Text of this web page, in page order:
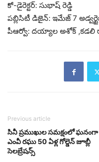
కో-డైరెక్టర్: సుభాష్ రెడ్డి
పబ్లిసిటీ డిజైన్: ఇమేజ్ 7
పీఆర్వో: ద‌య్యాల అశోక్ ,క‌డ‌లి
Previous article
సినీ ప్రముఖుల సమక్షంలో ఘనంగా
ఎంవీ రఘు 50 ఏళ్ల గోల్డెన్ జూబ్లీ
సెలబ్రేషన్స్